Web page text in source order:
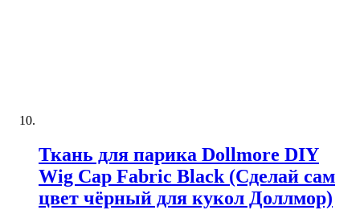
Ткань для парика Dollmore DIY
Wig Cap Fabric Black (Сделай сам
цвет чёрный для кукол Доллмор)